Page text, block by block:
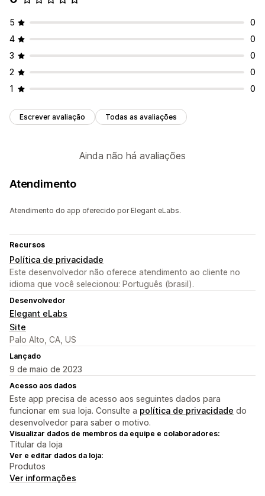
5
0
4
0
3
0
2
0
1
0
Escrever avaliação Todas as avaliações
Ainda não há avaliações
Atendimento
Atendimento do app oferecido por Elegant eLabs.
Recursos
Política de privacidade
Este desenvolvedor não oferece atendimento ao cliente no
idioma que você selecionou: Português (brasil).
Desenvolvedor
Elegant eLabs
Site
Palo Alto, CA, US
Lançado
9 de maio de 2023
Acesso aos dados
Este app precisa de acesso aos seguintes dados para
funcionar em sua loja. Consulte a política de privacidade do
desenvolvedor para saber o motivo.
Visualizar dados de membros da equipe e colaboradores:
Titular da loja
Ver e editar dados da loja:
Produtos
Ver informações